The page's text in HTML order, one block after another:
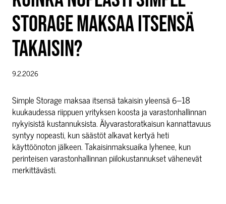
STORAGE MAKSAA ITSENSÄ
TAKAISIN?
9.2.2026
Simple Storage maksaa itsensä takaisin yleensä 6–18
kuukaudessa riippuen yrityksen koosta ja varastonhallinnan
nykyisistä kustannuksista. Älyvarastoratkaisun kannattavuus
syntyy nopeasti, kun säästöt alkavat kertyä heti
käyttöönoton jälkeen. Takaisinmaksuaika lyhenee, kun
perinteisen varastonhallinnan piilokustannukset vähenevät
merkittävästi.